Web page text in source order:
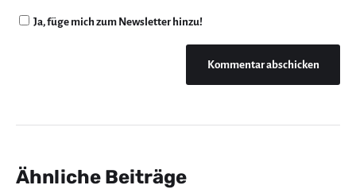
Ja, füge mich zum Newsletter hinzu!
Ähnliche Beiträge